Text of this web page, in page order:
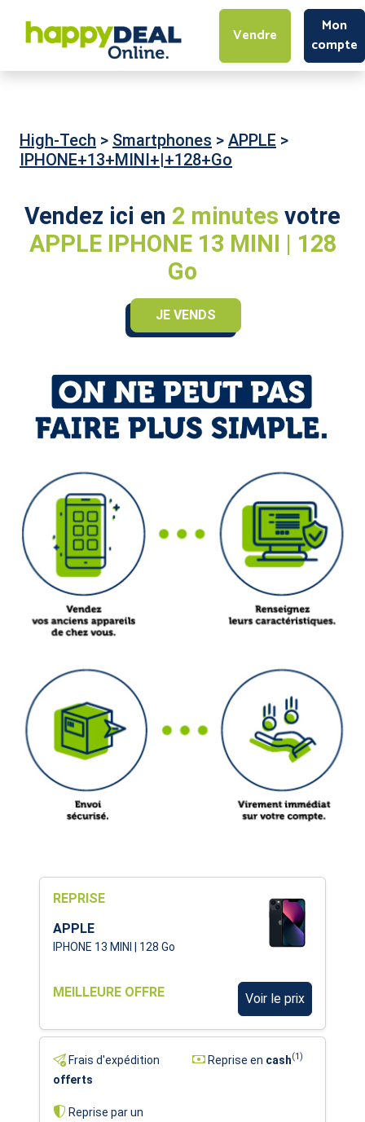
Vendre
Mon
compte
High-Tech > Smartphones > APPLE >
IPHONE+13+MINI+|+128+Go
Vendez ici en 2 minutes votre
APPLE IPHONE 13 MINI | 128
Go
JE VENDS
REPRISE
APPLE
IPHONE 13 MINI | 128 Go
MEILLEURE OFFRE Voir le prix
Frais d'expédition
offerts
Reprise en cash(1)
Reprise par un